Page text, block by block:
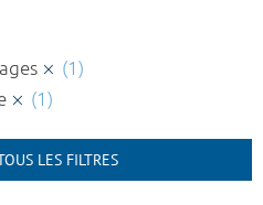
(1)
(1)
LES FILTRES